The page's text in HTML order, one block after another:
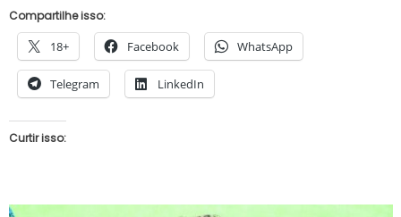
Compartilhe isso:
18+ Facebook WhatsApp
Telegram LinkedIn
Curtir isso: